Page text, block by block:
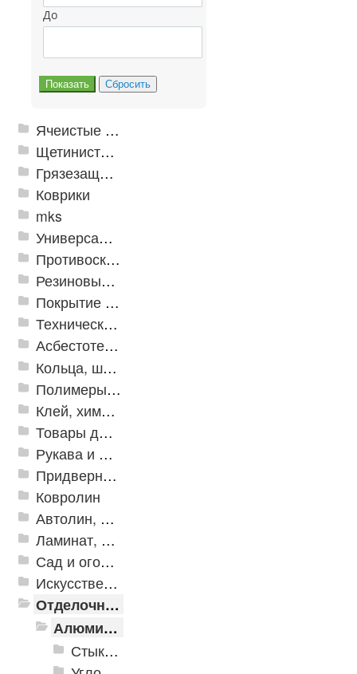
До
Ячеистые грязезащитные покрытия
Щетинистые покрытия
Грязезащитные, влаговпитывающие покрытия
Коврики
mks
Универсальные модульные покрытия
Противоскользящая защита для лестниц, профили, ленты
Резиновые и ПВХ дорожки
Покрытие из резиновой крошки
Техническая резина
Асбестотехнические и теплоизоляционные материалы
Кольца, шайбы, манжеты
Полимеры и пластики
Клей, химия, сопутствующие товары
Товары для дома
Рукава и шланги промышленные
Придверные решетки
Ковролин
Автолин, Транслин, Линолеум
Ламинат, Кварцвиниловая плитка SPC
Сад и огород
Искусственная трава
Отделочные профили
Алюминиевые пороги
Стыкоперекрывающие алюминиевые пороги